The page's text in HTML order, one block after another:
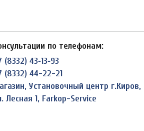
по телефонам:
(8332) 43‑13‑93
(8332) 44-22-21
Установочный центр
Лесная 1, Farkop-Service